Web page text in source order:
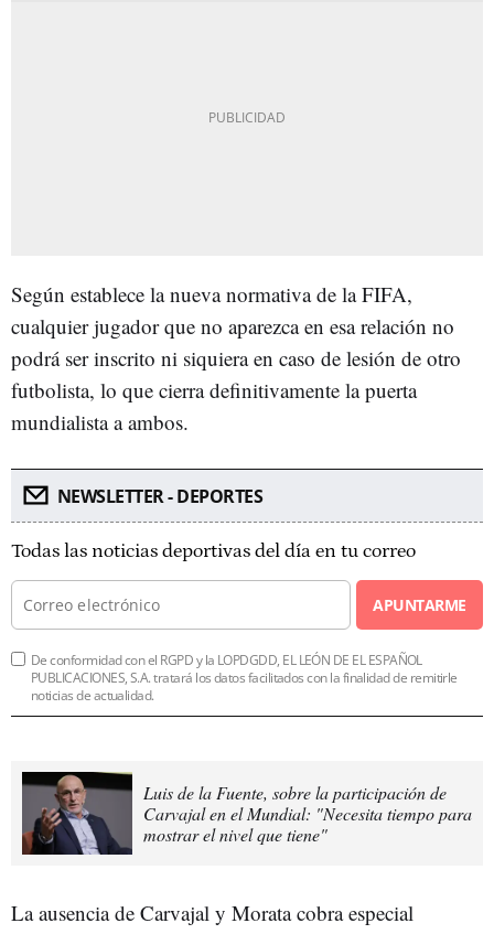
Según establece la nueva normativa de la FIFA,
cualquier jugador que no aparezca en esa relación no
podrá ser inscrito ni siquiera en caso de lesión de otro
futbolista, lo que cierra definitivamente la puerta
mundialista a ambos.
NEWSLETTER - DEPORTES
Todas las noticias deportivas del día en tu correo
APUNTARME
De conformidad con el RGPD y la LOPDGDD, EL LEÓN DE EL ESPAÑOL
PUBLICACIONES, S.A. tratará los datos facilitados con la finalidad de remitirle
noticias de actualidad.
Luis de la Fuente, sobre la participación de
Carvajal en el Mundial: "Necesita tiempo para
mostrar el nivel que tiene"
La ausencia de Carvajal y Morata cobra especial